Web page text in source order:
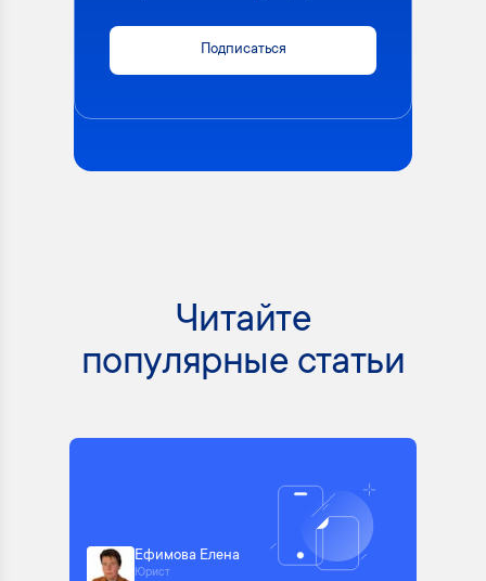
Подписаться
Читайте
популярные статьи
Ефимова Елена
Юрист